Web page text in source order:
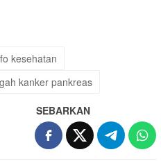
kesehatan
kanker pankreas
SEBARKAN